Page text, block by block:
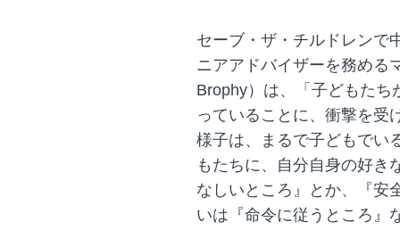
セーブ・ザ・チルドレンで
ニアアドバイザーを務める
Brophy）は、「子どもた
っていることに、衝撃を受
様子は、まるで子どもでい
もたちに、自分自身の好き
なしいところ』とか、『安
いは『命令に従うところ』